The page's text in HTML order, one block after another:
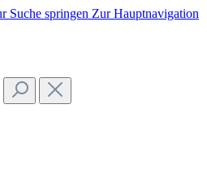
Suche springen Zur Hauptnavigation